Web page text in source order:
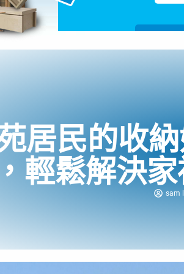
居民的收
輕鬆解決
sam